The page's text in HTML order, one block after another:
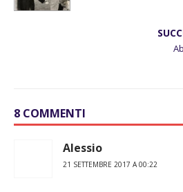
8 COMMENTI
Alessio
21 SETTEMBRE 2017 A 00:22